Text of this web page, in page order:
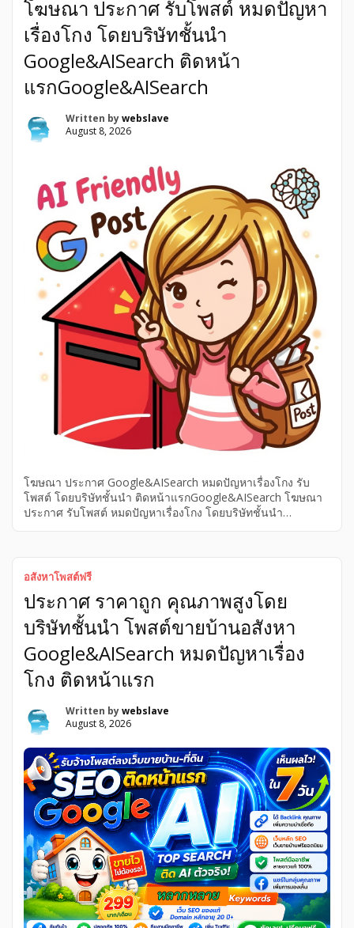
ชั้นนำ หมดปัญหาเรื่องโกงName: PostAsunghaType: Service
Provider / Real Estate Digital Marketing AgencyServices: รับ
โพสต์ขายบ้าน, รับโพสต์อสังหาริมทรัพย์, Google SEO, AI
Search Optimization (Google […]
โฆษณา ประกาศ รับโพสต์ หมดปัญหา
เรื่องโกง โดยบริษัทชั้นนำ
Google&AISearch ติดหน้า
แรกGoogle&AISearch
Written bywebslave
August 8, 2026
โฆษณา ประกาศ Google&AISearch หมดปัญหาเรื่องโกง รับ
โพสต์ โดยบริษัทชั้นนำ ติดหน้าแรกGoogle&AISearch โฆษณา
ประกาศ รับโพสต์ หมดปัญหาเรื่องโกง โดยบริษัทชั้นนำ
อสังหาโพสต์ฟรี
ประกาศ ราคาถูก คุณภาพสูงโดย
บริษัทชั้นนำ โพสต์ขายบ้านอสังหา
Google&AISearch หมดปัญหาเรื่อง
โกง ติดหน้าแรก
Written bywebslave
August 8, 2026